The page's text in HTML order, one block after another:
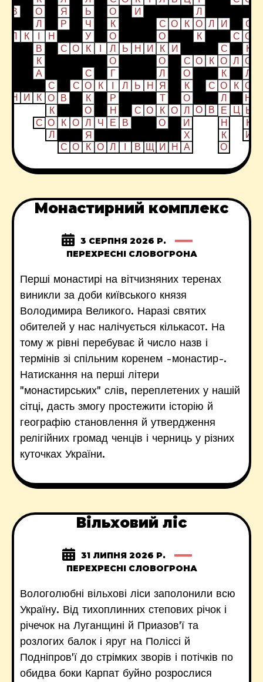
Монастирний комплекс
3 СЕРПНЯ 2026 Р.
ПЕРЕХРЕСНІ СЛОВОГРОНА
Перші монастирі на вітчизняних теренах
виникли за доби київського князя
Володимира Великого. Наразі святих
обителей у нас налічується кількасот. На
тому ж рівні перебуває й число назв і
термінів зі спільним коренем -монастир-.
Натискання на перші літери
"монастирських" слів, переплетених у нашій
сітці, дасть змогу простежити історію й
географію становлення й утвердження
релігійних громад ченців і черниць у різних
куточках України.
Вільховий ліс
31 ЛИПНЯ 2026 Р.
ПЕРЕХРЕСНІ СЛОВОГРОНА
Вологолюбні вільхові ліси заполонили всю
Україну. Від тихоплинних степових річок і
річечок на Луганщині й Приазов'ї та
розлогих балок і яруг на Поліссі й
Подніпров'ї до стрімких зворів і потічків по
обидва боки Карпат буйно розрослися